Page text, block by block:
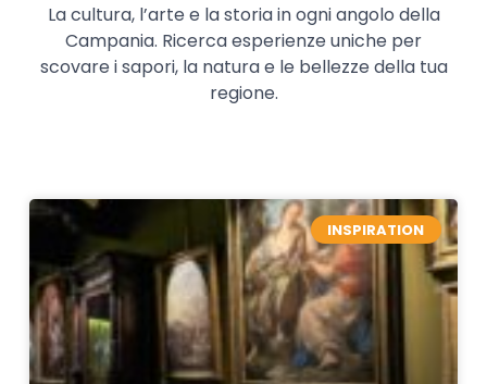
La cultura, l’arte e la storia in ogni angolo della
Campania. Ricerca esperienze uniche per
scovare i sapori, la natura e le bellezze della tua
regione.
INSPIRATION